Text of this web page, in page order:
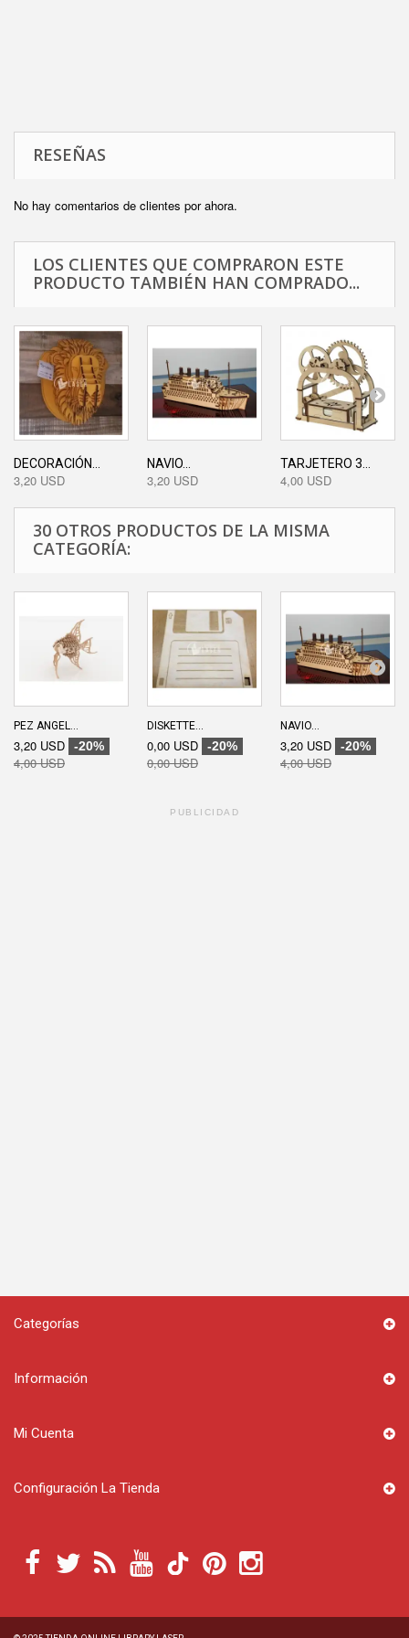
RESEÑAS
No hay comentarios de clientes por ahora.
LOS CLIENTES QUE COMPRARON ESTE
PRODUCTO TAMBIÉN HAN COMPRADO...
DECORACIÓN...
3,20 USD
NAVIO...
3,20 USD
TARJETERO 3...
4,00 USD
30 OTROS PRODUCTOS DE LA MISMA
CATEGORÍA:
PEZ ANGEL...
3,20 USD -20%
4,00 USD
DISKETTE...
0,00 USD -20%
0,00 USD
NAVIO...
3,20 USD -20%
4,00 USD
PUBLICIDAD
Categorías
Información
Mi Cuenta
Configuración La Tienda